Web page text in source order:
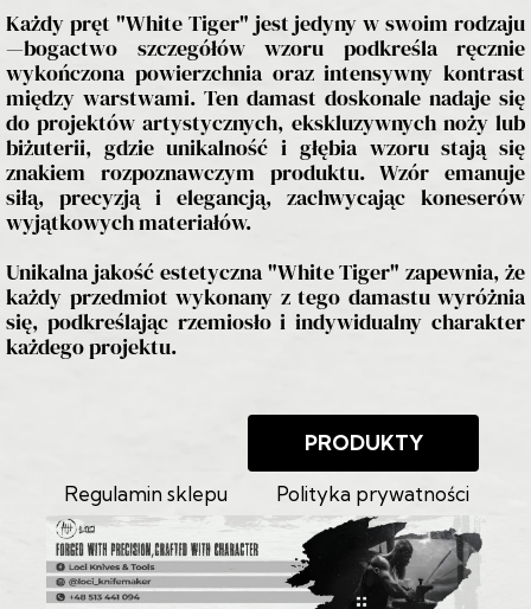
PRODUKTY
Każdy pręt "White Tiger" jest jedyny w swoim rodzaju
—bogactwo szczegółów wzoru podkreśla ręcznie
wykończona powierzchnia oraz intensywny kontrast
między warstwami. Ten damast doskonale nadaje się
do projektów artystycznych, ekskluzywnych noży lub
biżuterii, gdzie unikalność i głębia wzoru stają się
znakiem rozpoznawczym produktu. Wzór emanuje
siłą, precyzją i elegancją, zachwycając koneserów
wyjątkowych materiałów.
Unikalna jakość estetyczna "White Tiger" zapewnia, że
każdy przedmiot wykonany z tego damastu wyróżnia
się, podkreślając rzemiosło i indywidualny charakter
każdego projektu.
Regulamin sklepu Polityka prywatności